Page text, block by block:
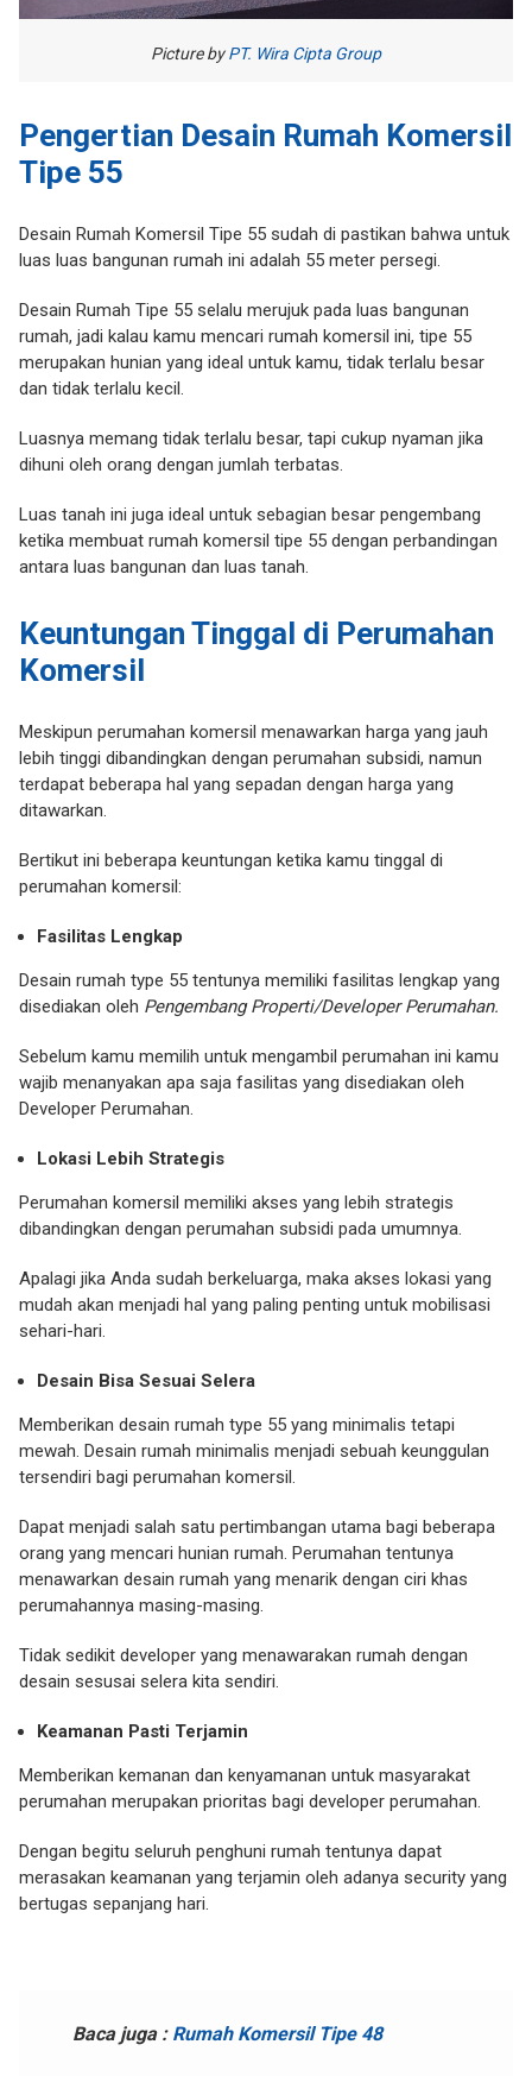
Picture byPT. Wira Cipta Group
Pengertian Desain Rumah Komersil
Tipe 55
Desain Rumah Komersil Tipe 55 sudah di pastikan bahwa untuk
luas luas bangunan rumah ini adalah 55 meter persegi.
Desain Rumah Tipe 55 selalu merujuk pada luas bangunan
rumah, jadi kalau kamu mencari rumah komersil ini, tipe 55
merupakan hunian yang ideal untuk kamu, tidak terlalu besar
dan tidak terlalu kecil.
Luasnya memang tidak terlalu besar, tapi cukup nyaman jika
dihuni oleh orang dengan jumlah terbatas.
Luas tanah ini juga ideal untuk sebagian besar pengembang
ketika membuat rumah komersil tipe 55 dengan perbandingan
antara luas bangunan dan luas tanah.
Keuntungan Tinggal di Perumahan
Komersil
Meskipun perumahan komersil menawarkan harga yang jauh
lebih tinggi dibandingkan dengan perumahan subsidi, namun
terdapat beberapa hal yang sepadan dengan harga yang
ditawarkan.
Bertikut ini beberapa keuntungan ketika kamu tinggal di
perumahan komersil:
Fasilitas Lengkap
Desain rumah type 55 tentunya memiliki fasilitas lengkap yang
disediakan oleh Pengembang Properti/Developer Perumahan.
Sebelum kamu memilih untuk mengambil perumahan ini kamu
wajib menanyakan apa saja fasilitas yang disediakan oleh
Developer Perumahan.
Lokasi Lebih Strategis
Perumahan komersil memiliki akses yang lebih strategis
dibandingkan dengan perumahan subsidi pada umumnya.
Apalagi jika Anda sudah berkeluarga, maka akses lokasi yang
mudah akan menjadi hal yang paling penting untuk mobilisasi
sehari-hari.
Desain Bisa Sesuai Selera
Memberikan desain rumah type 55 yang minimalis tetapi
mewah. Desain rumah minimalis menjadi sebuah keunggulan
tersendiri bagi perumahan komersil.
Dapat menjadi salah satu pertimbangan utama bagi beberapa
orang yang mencari hunian rumah. Perumahan tentunya
menawarkan desain rumah yang menarik dengan ciri khas
perumahannya masing-masing.
Tidak sedikit developer yang menawarakan rumah dengan
desain sesusai selera kita sendiri.
Keamanan Pasti Terjamin
Memberikan kemanan dan kenyamanan untuk masyarakat
perumahan merupakan prioritas bagi developer perumahan.
Dengan begitu seluruh penghuni rumah tentunya dapat
merasakan keamanan yang terjamin oleh adanya security yang
bertugas sepanjang hari.
Baca juga : Rumah Komersil Tipe 48